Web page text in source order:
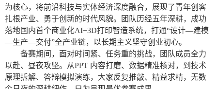
为核心，将前沿科技与实体经济深度融合，展现了青年创客
扎根产业、勇于创新的时代风貌。团队历经五年深耕，成功
落地国内首个商业化AI+3D打印智造系统，打通“设计—建模
—生产—交付”全产业链，以长期主义坚守创业初心。
备赛期间，面对时间紧、任务重的挑战，团队成员全力
以赴、昼夜攻坚。从PPT 内容打磨、数据精准核对，到技术
原理拆解、答辩模拟演练，大家反复推敲、精益求精，无数